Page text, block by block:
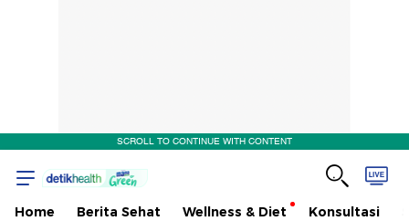
SCROLL TO CONTINUE WITH CONTENT
Home Berita Sehat Wellness & Diet Konsultasi